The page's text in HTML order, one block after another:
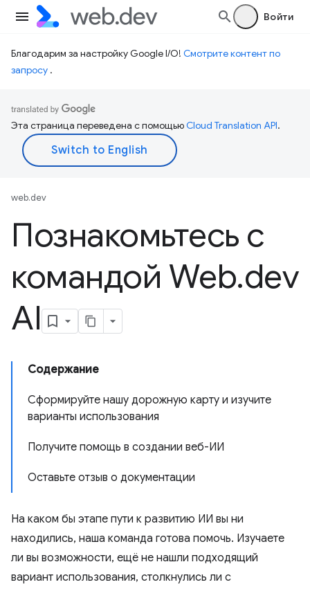
Войти
Благодарим за настройку Google I/O! Смотрите контент по
запросу .
Эта страница переведена с помощьюCloud Translation API.
web.dev
Познакомьтесь с
командой Web.dev
AI
Содержание
Сформируйте нашу дорожную карту и изучите
варианты использования
Получите помощь в создании веб-ИИ
Оставьте отзыв о документации
На каком бы этапе пути к развитию ИИ вы ни
находились, наша команда готова помочь. Изучаете
ли вы возможности, ещё не нашли подходящий
вариант использования, столкнулись ли с